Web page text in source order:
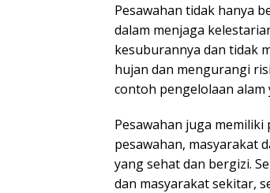
Pesawahan tidak hanya
dalam menjaga
kesuburannya dan tidak
hujan dan mengurangi
contoh pengelolaan
Pesawahan juga
pesawahan, masyarakat
yang sehat dan bergizi.
dan masyarakat sekitar,